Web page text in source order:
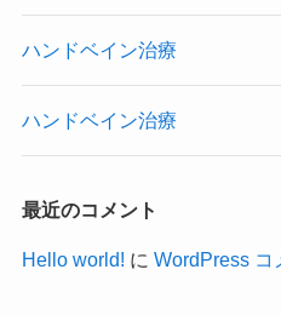
ハンドベイン治療
ハンドベイン治療
最近のコメント
Hello world! に WordPress コ